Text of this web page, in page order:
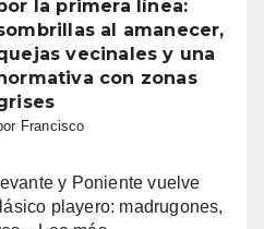
la primera línea:
al amanecer,
vecinales y una
con zonas
Francisco
y Poniente vuelve
playero: madrugones,